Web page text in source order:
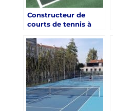
Constructeur de
courts de tennis à
satisfaction de la
clientèle